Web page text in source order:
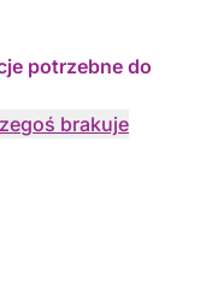
potrzebne do
brakuje